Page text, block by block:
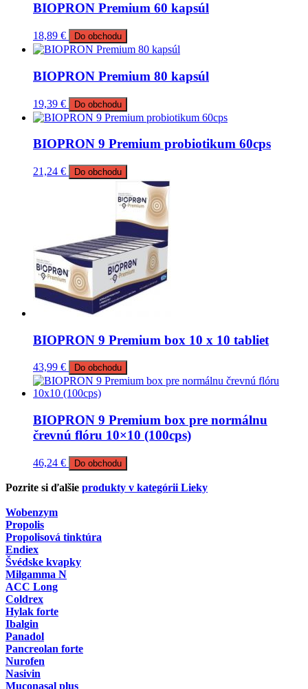
BIOPRON Premium 60 kapsúl
18,89 € Do obchodu
BIOPRON Premium 80 kapsúl
19,39 € Do obchodu
BIOPRON 9 Premium probiotikum 60cps
21,24 € Do obchodu
BIOPRON 9 Premium box 10 x 10 tabliet
43,99 € Do obchodu
BIOPRON 9 Premium box pre normálnu
črevnú flóru 10×10 (100cps)
46,24 € Do obchodu
Pozrite si ďalšie produkty v kategórii Lieky
Wobenzym
Propolis
Propolisová tinktúra
Endiex
Švédske kvapky
Milgamma N
ACC Long
Coldrex
Hylak forte
Ibalgin
Panadol
Pancreolan forte
Nurofen
Nasivin
Muconasal plus